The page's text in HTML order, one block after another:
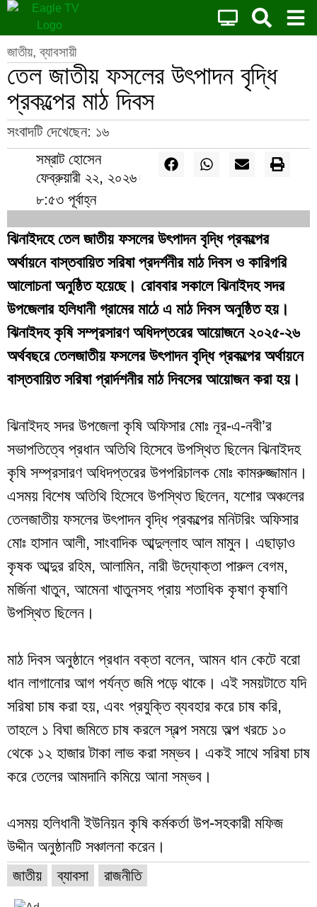
জাতীয়,ব্যাবসায়ী
তেল জাতীয় ফসলের উৎপাদন বৃদ্ধি
প্রকল্পের মাঠ দিবস
সংবাদটি দেখেছেন: ১৬
সম্রাট হোসেন
ফেব্রুয়ারী ২২, ২০২৬
৮:৫৩ পূর্বাহ্ন
ঝিনাইদহে তেল জাতীয় ফসলের উৎপাদন বৃদ্ধি প্রকল্পের
অর্থায়নে বাস্তবায়িত সরিষা প্রদর্শনীর মাঠ দিবস ও কারিগরি
আলোচনা অনুষ্ঠিত হয়েছে। রোববার সকালে ঝিনাইদহ সদর
উপজেলার হলিধানী গ্রামের মাঠে এ মাঠ দিবস অনুষ্ঠিত হয়।
ঝিনাইদহ কৃষি সম্প্রসারণ অধিদপ্তরের আয়োজনে ২০২৫-২৬
অর্থবছরে তেলজাতীয় ফসলের উৎপাদন বৃদ্ধি প্রকল্পের অর্থায়নে
বাস্তবায়িত সরিষা প্রার্দশনীর মাঠ দিবসের আয়োজন করা হয়।
ঝিনাইদহ সদর উপজেলা কৃষি অফিসার মোঃ নূর-এ-নবী’র
সভাপতিত্বে প্রধান অতিথি হিসেবে উপস্থিত ছিলেন ঝিনাইদহ
কৃষি সম্প্রসারণ অধিদপ্তরের উপপরিচালক মোঃ কামরুজ্জামান।
এসময় বিশেষ অতিথি হিসেবে উপস্থিত ছিলেন, যশোর অঞ্চলের
তেলজাতীয় ফসলের উৎপাদন বৃদ্ধি প্রকল্পের মনিটরিং অফিসার
মোঃ হাসান আলী, সাংবাদিক আব্দুল্লাহ আল মামুন। এছাড়াও
কৃষক আব্দুর রহিম, আলামিন, নারী উদ্যোক্তা পারুল বেগম,
মর্জিনা খাতুন, আমেনা খাতুনসহ প্রায় শতাধিক কৃষাণ কৃষাণি
উপস্থিত ছিলেন।
মাঠ দিবস অনুষ্ঠানে প্রধান বক্তা বলেন, আমন ধান কেটে বরো
ধান লাগানোর আগ পর্যন্ত জমি পড়ে থাকে। এই সময়টাতে যদি
সরিষা চাষ করা হয়, এবং প্রযুক্তি ব্যবহার করে চাষ করি,
তাহলে ১ বিঘা জমিতে চাষ করলে স্বল্প সময়ে অল্প খরচে ১০
থেকে ১২ হাজার টাকা লাভ করা সম্ভব। একই সাথে সরিষা চাষ
করে তেলের আমদানি কমিয়ে আনা সম্ভব।
এসময় হলিধানী ইউনিয়ন কৃষি কর্মকর্তা উপ-সহকারী মফিজ
উদ্দীন অনুষ্ঠানটি সঞ্চালনা করেন।
জাতীয় ব্যাবসা রাজনীতি